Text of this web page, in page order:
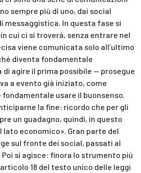
sempre più di uno, dai social
messaggistica. In questa fase si
in cui ci si troverà, senza entrare nel
viene comunicata solo all’ultimo
diventa fondamentale
di agire il prima possibile — prosegue
a evento già iniziato, come
usare il buonsenso.
la fine: ricordo che per gli
un guadagno, quindi, in questo
lato economico». Gran parte del
sul fronte dei social, passati al
si agisce: finora lo strumento più
18 del testo unico delle leggi